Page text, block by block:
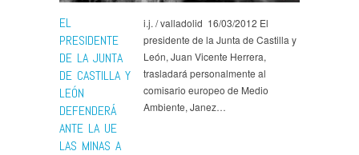
EL
PRESIDENTE
DE LA JUNTA
DE CASTILLA Y
LEÓN
DEFENDERÁ
ANTE LA UE
LAS MINAS A
i.j. / valladolid 16/03/2012 El
presidente de la Junta de Castilla y
León, Juan Vicente Herrera,
trasladará personalmente al
comisario europeo de Medio
Ambiente, Janez…